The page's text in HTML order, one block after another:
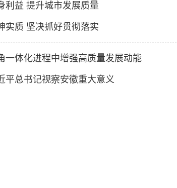
利益 提升城市发展质量
实质 坚决抓好贯彻落实
一体化进程中增强高质量发展动能
平总书记视察安徽重大意义